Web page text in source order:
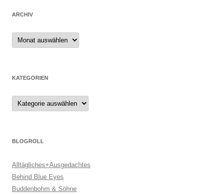
ARCHIV
Archiv
KATEGORIEN
Kategorien
BLOGROLL
Alltägliches+Ausgedachtes
Behind Blue Eyes
Buddenbohm & Söhne